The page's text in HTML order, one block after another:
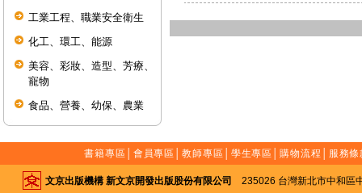
工業工程、職業安全衛生
化工、環工、能源
美容、彩妝、造型、芳療、
寵物
食品、營養、幼保、農業
書籍專區 會員專區 │教師專區 學生專區 │購物流程 服務條
文京出版機構 新文京開發出版股份有限公司
235026 台灣新北市中和